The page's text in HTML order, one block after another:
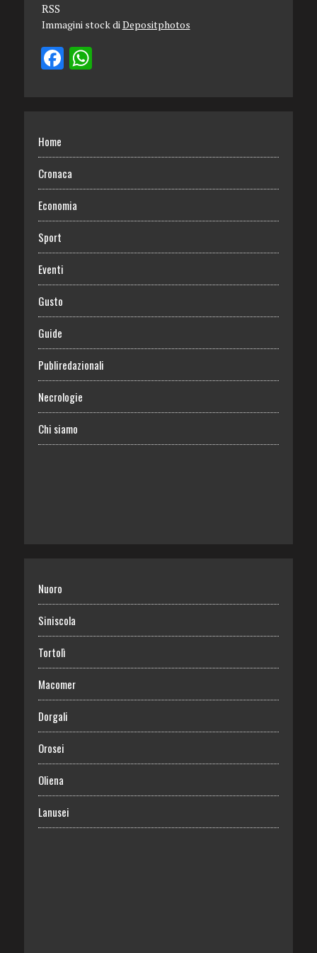
RSS
Immagini stock di Depositphotos
Home
Cronaca
Economia
Sport
Eventi
Gusto
Guide
Publiredazionali
Necrologie
Chi siamo
Nuoro
Siniscola
Tortolì
Macomer
Dorgali
Orosei
Oliena
Lanusei